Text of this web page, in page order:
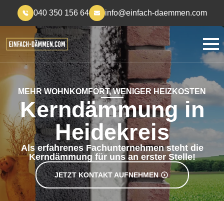
040 350 156 64 info@einfach-daemmen.com
MEHR WOHNKOMFORT, WENIGER HEIZKOSTEN
Kerndämmung in
Heidekreis
Als erfahrenes Fachunternehmen steht die
Kerndämmung für uns an erster Stelle!
JETZT KONTAKT AUFNEHMEN